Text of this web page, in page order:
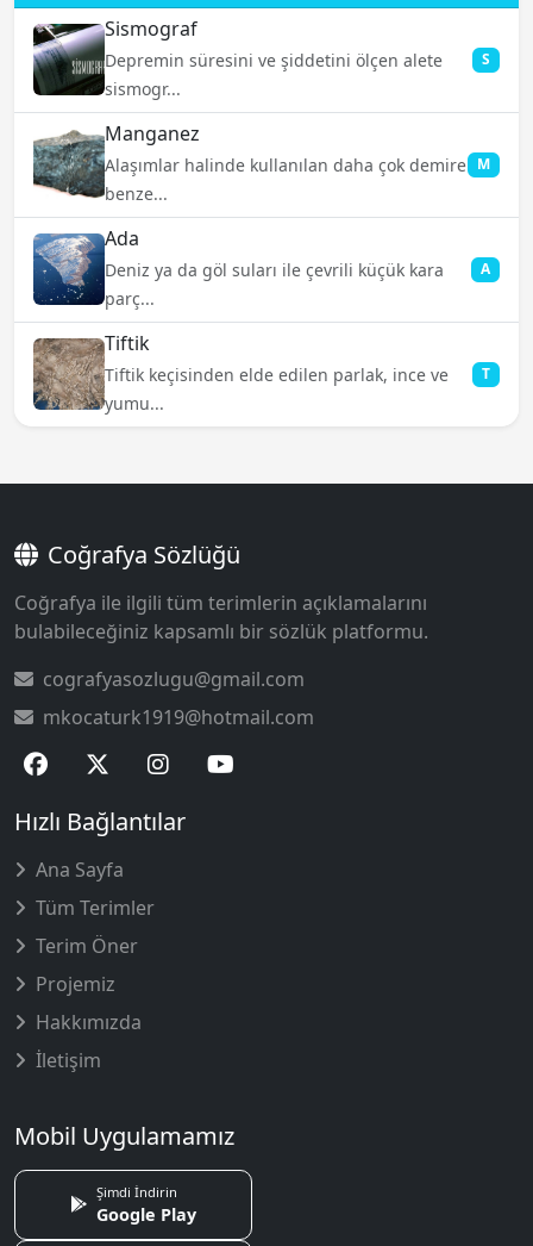
Sismograf
Depremin süresini ve şiddetini ölçen alete
sismogr...
S
Manganez
Alaşımlar halinde kullanılan daha çok demire
benze...
M
Ada
Deniz ya da göl suları ile çevrili küçük kara
parç...
A
Tiftik
Tiftik keçisinden elde edilen parlak, ince ve
yumu...
T
Coğrafya Sözlüğü
Coğrafya ile ilgili tüm terimlerin açıklamalarını
bulabileceğiniz kapsamlı bir sözlük platformu.
cografyasozlugu@gmail.com
mkocaturk1919@hotmail.com
Hızlı Bağlantılar
Ana Sayfa
Tüm Terimler
Terim Öner
Projemiz
Hakkımızda
İletişim
Mobil Uygulamamız
Şimdi İndirin
Google Play